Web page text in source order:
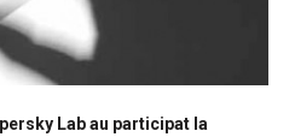
Lab au participat la